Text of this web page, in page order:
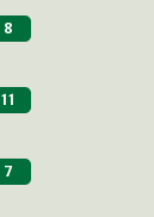
8
11
7